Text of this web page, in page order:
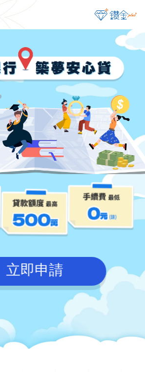
優惠利率
首期0.01%起
貸款額度最高
500萬
手
0
立即申請